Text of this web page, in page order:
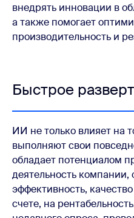
внедрять инновации в
а также помогает
производительность и
Быстрое
ИИ не только влияет на
выполняют свои
обладает потенциалом
деятельность компании,
эффективность,
счете, на